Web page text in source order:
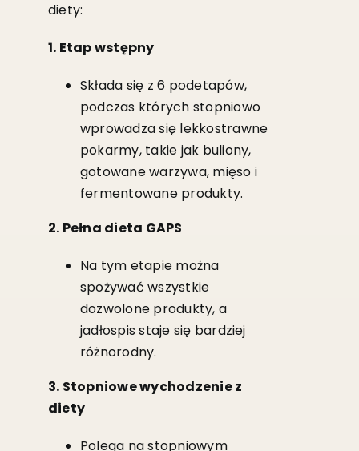
diety:
1. Etap wstępny
Składa się z 6 podetapów,
podczas których stopniowo
wprowadza się lekkostrawne
pokarmy, takie jak buliony,
gotowane warzywa, mięso i
fermentowane produkty.
2. Pełna dieta GAPS
Na tym etapie można
spożywać wszystkie
dozwolone produkty, a
jadłospis staje się bardziej
różnorodny.
3. Stopniowe wychodzenie z
diety
Polega na stopniowym